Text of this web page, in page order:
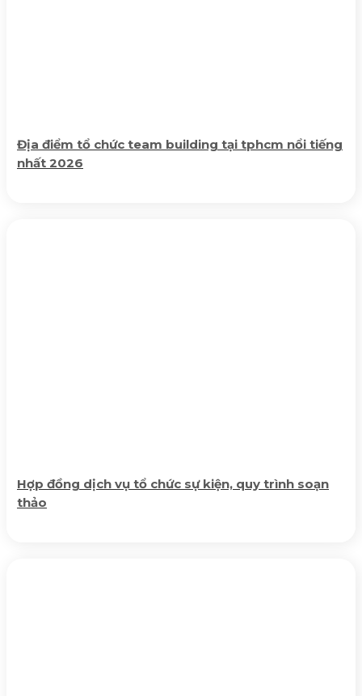
Địa điểm tổ chức team building tại tphcm nổi tiếng
nhất 2026
Hợp đồng dịch vụ tổ chức sự kiện, quy trình soạn
thảo